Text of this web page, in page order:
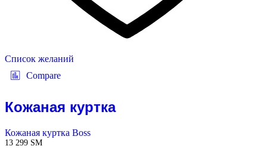
Список желаний
Compare
Кожаная куртка
Кожаная куртка Boss
13 299 ЅМ